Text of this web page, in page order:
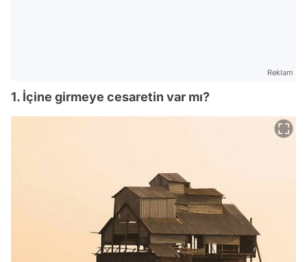
Reklam
1. İçine girmeye cesaretin var mı?